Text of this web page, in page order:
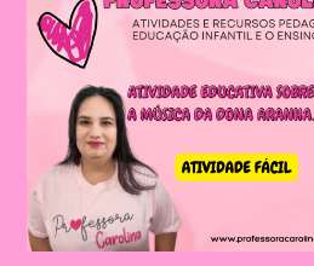
Planejamento
Semanal
Infantil